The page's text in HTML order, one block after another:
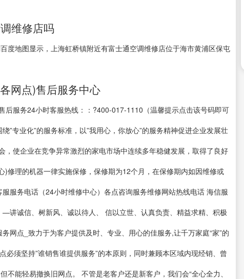
维修店吗
度地图显示，上海虹桥镇附近有富士通空调维修店位于海市黄浦区保屯
网点)售后服务中心
后服务24小时客服热线：：?400-017-1110（温馨提示点击该号码即可
”专业化”的服务标准，以”我用心，你放心”的服务精神促进企业发展壮
，使企业在竞争异常激烈的家电市场中连续多年稳健发展，取得了良好
)修理的机器一律实施保修，保修期为12个月，在保修期内如因维修或
服务电话（24小时维修中心）各点咨询服务维修网站热线电话 海信服
讲诚信、树新风、诚以待人、 信以立世、认真负责、精益求精、积极
网点_致力于为客户提供及时、专业、用心的佳服务,让千万家庭“家”的
须坚持”谁销售谁提供服务”的本原则，同时兼顾本区域内现经销、曾
能轻易撤换旧网点。 不管是老客户还是新客户，我们会“全心全力、